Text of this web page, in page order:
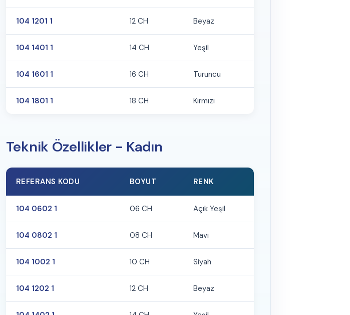
104 1201 1 12 CH Beyaz
104 1401 1 14 CH Yeşil
104 1601 1 16 CH Turuncu
104 1801 1 18 CH Kırmızı
Teknik Özellikler - Kadın
REFERANS KODU BOYUT RENK
104 0602 1 06 CH Açık Yeşil
104 0802 1 08 CH Mavi
104 1002 1 10 CH Siyah
104 1202 1 12 CH Beyaz